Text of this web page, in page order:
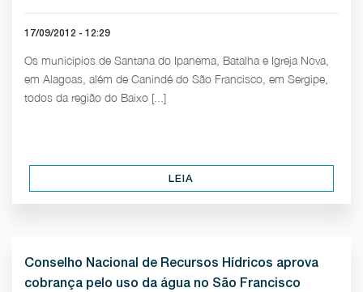
17/09/2012 - 12:29
Os municípios de Santana do Ipanema, Batalha e Igreja Nova,
em Alagoas, além de Canindé do São Francisco, em Sergipe,
todos da região do Baixo [...]
LEIA
Conselho Nacional de Recursos Hídricos aprova
cobrança pelo uso da água no São Francisco